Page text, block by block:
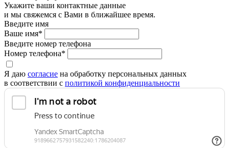
Укажите ваши контактные данные
и мы свяжемся с Вами в ближайшее время.
Введите имя
Ваше имя*
Введите номер телефона
Номер телефона*
Я даю согласие на обработку персональных данных
в соответствии с политикой конфиденциальности